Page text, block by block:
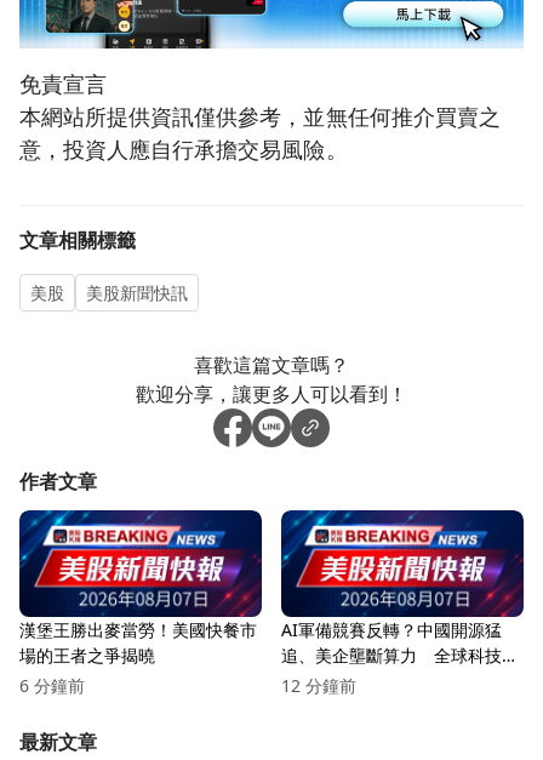
免責宣言
本網站所提供資訊僅供參考，並無任何推介買賣之
意，投資人應自行承擔交易風險。
文章相關標籤
美股 美股新聞快訊
喜歡這篇文章嗎？
歡迎分享，讓更多人可以看到！
作者文章
漢堡王勝出麥當勞！美國快餐市
場的王者之爭揭曉
6 分鐘前
AI軍備競賽反轉？中國開源猛
追、美企壟斷算力 全球科技權
力版圖大洗牌
12 分鐘前
最新文章